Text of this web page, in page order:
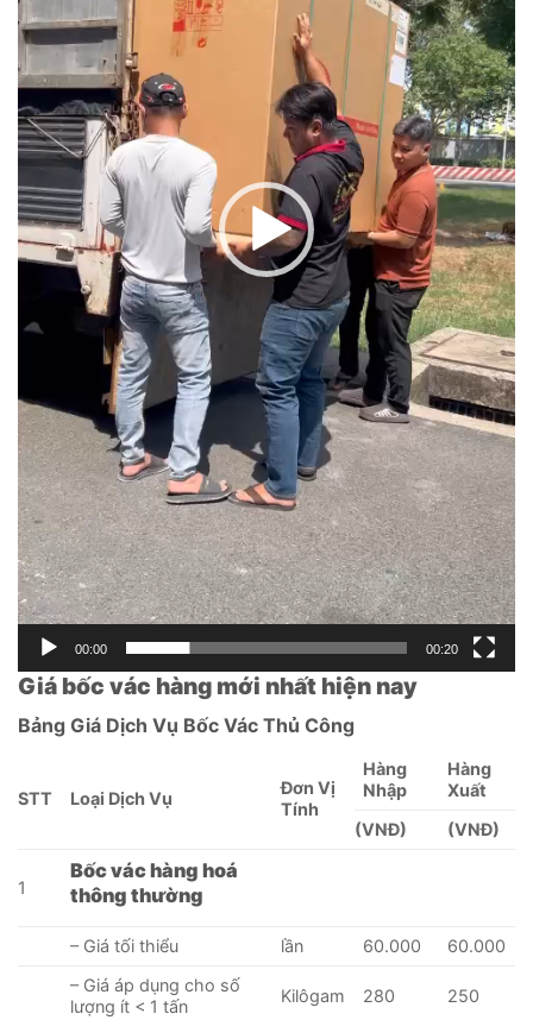
00:00 00:20
Giá bốc vác hàng mới nhất hiện nay
Bảng Giá Dịch Vụ Bốc Vác Thủ Công
STT Loại Dịch Vụ
Đơn Vị
Tính
Hàng
Nhập
Hàng
Xuất
(VNĐ)
(VNĐ)
1
Bốc vác hàng hoá
thông thường
– Giá tối thiểu lần 60.000
60.000
– Giá áp dụng cho số
lượng ít < 1 tấn
Kilôgam 280 250